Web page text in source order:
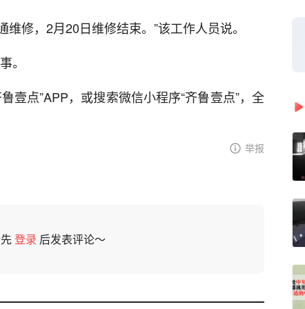
修，2月20日维修结束。”该工作人员说。
。
壹点”APP，或搜索微信小程序“齐鲁壹点”，全
举报
登录 后发表评论～